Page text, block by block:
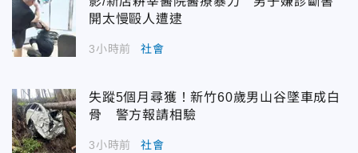
開太慢毆人遭逮
3小時前 社會
失蹤5個月尋獲！新竹60歲男山谷墜車成白
骨 警方報請相驗
3小時前 社會